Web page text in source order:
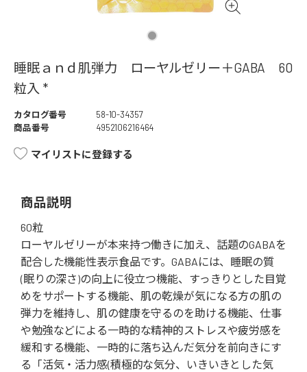
睡眠ａｎｄ肌弾力 ローヤルゼリー＋GABA 60
粒入 *
カタログ番号
58-10-34357
商品番号
4952106216464
マイリストに登録する
商品説明
60粒
ローヤルゼリーが本来持つ働きに加え、話題のGABAを
配合した機能性表示食品です。GABAには、睡眠の質
(眠りの深さ)の向上に役立つ機能、すっきりとした目覚
めをサポートする機能、肌の乾燥が気になる方の肌の
弾力を維持し、肌の健康を守るのを助ける機能、仕事
や勉強などによる一時的な精神的ストレスや疲労感を
緩和する機能、一時的に落ち込んだ気分を前向きにす
る「活気・活力感(積極的な気分、いきいきとした気